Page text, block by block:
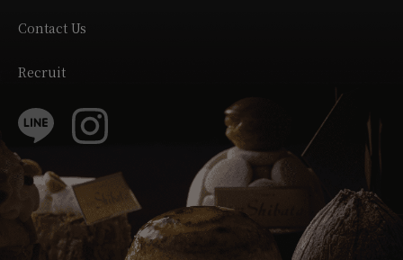
Contact Us
Recruit